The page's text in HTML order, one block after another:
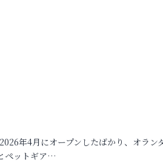
年4月にオープンしたばかり、オラン
ペットギア…